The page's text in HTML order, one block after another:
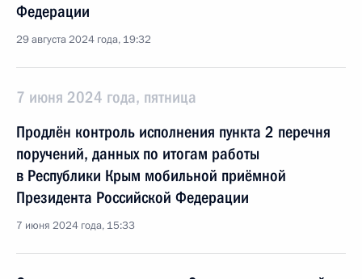
Федерации
29 августа 2024 года, 19:32
7 июня 2024 года, пятница
Продлён контроль исполнения пункта 2 перечня
поручений, данных по итогам работы
в Республики Крым мобильной приёмной
Президента Российской Федерации
7 июня 2024 года, 15:33